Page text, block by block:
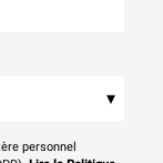
▾
personnel